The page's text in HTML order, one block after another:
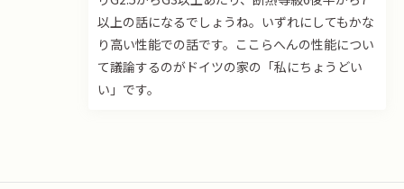
以上の話になるでしょうね。いずれにしてもかな
り高い性能での話です。ここらへんの性能につい
て議論するのがドイツの家の「私にちょうどい
い」です。